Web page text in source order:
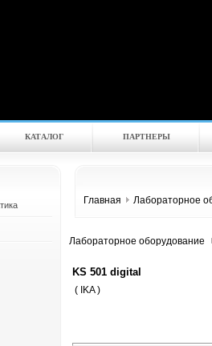
КАТАЛOГ ПАРТНЕРЫ
Главная Лабораторное
Лабораторное оборудование
KS 501 digital
( IKA )